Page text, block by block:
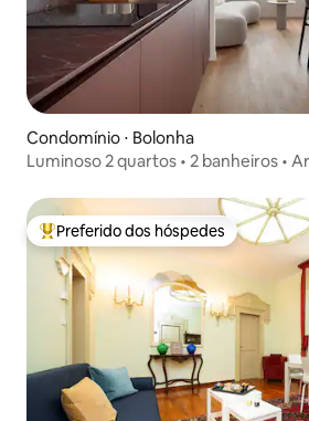
Condomínio ⋅ Bolonha
Luminoso 2 quartos • 2 banheiros •
Entre os melhores preferidos dos
Preferido dos hóspedes